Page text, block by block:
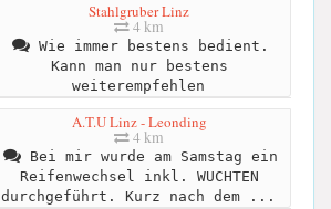
Stahlgruber Linz
4 km
Wie immer bestens bedient.
Kann man nur bestens
weiterempfehlen
A.T.U Linz - Leonding
4 km
Bei mir wurde am Samstag ein
Reifenwechsel inkl. WUCHTEN
durchgeführt. Kurz nach dem ...